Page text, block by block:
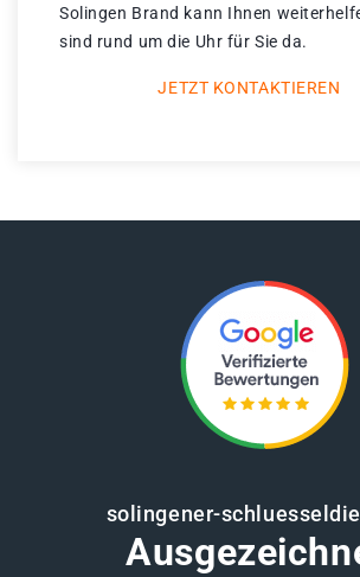
Solingen Brand kann Ihnen
sind rund um die Uhr für Sie da.
JETZT KONTAKTIEREN
solingener-